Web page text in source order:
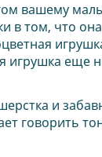
вашему
в том, что
еще
и
говорить